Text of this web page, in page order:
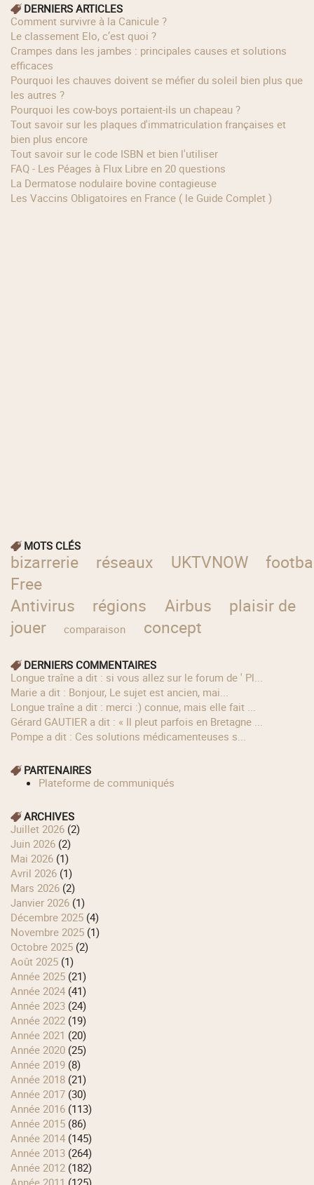
DERNIERS ARTICLES
Comment survivre à la Canicule ?
Le classement Elo, c’est quoi ?
Crampes dans les jambes : principales causes et solutions
efficaces
Pourquoi les chauves doivent se méfier du soleil bien plus que
les autres ?
Pourquoi les cow‑boys portaient‑ils un chapeau ?
Tout savoir sur les plaques d'immatriculation françaises et
bien plus encore
Tout savoir sur le code ISBN et bien l'utiliser
FAQ - Les Péages à Flux Libre en 20 questions
La Dermatose nodulaire bovine contagieuse
Les Vaccins Obligatoires en France ( le Guide Complet )
MOTS CLÉS
bizarrerie réseaux UKTVNOW
Free
Antivirus
régions Airbus
plaisir de
jouer
comparaison concept
DERNIERS COMMENTAIRES
longue traîne a dit : si vous allez sur le forum de ' Pl...
Marie a dit : Bonjour, Le sujet est ancien, mai...
longue traîne a dit : merci :) connue, mais elle fait ...
Gérard GAUTIER a dit : « Il pleut parfois en Bretagne ...
Pompe a dit : Ces solutions médicamenteuses s...
PARTENAIRES
Plateforme de communiqués
ARCHIVES
juillet 2026 (2)
juin 2026 (2)
mai 2026 (1)
avril 2026 (1)
mars 2026 (2)
janvier 2026 (1)
décembre 2025 (4)
novembre 2025 (1)
octobre 2025 (2)
août 2025 (1)
année 2025 (21)
année 2024 (41)
année 2023 (24)
année 2022 (19)
année 2021 (20)
année 2020 (25)
année 2019 (8)
année 2018 (21)
année 2017 (30)
année 2016 (113)
année 2015 (86)
année 2014 (145)
année 2013 (264)
année 2012 (182)